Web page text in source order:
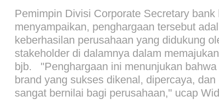
Pemimpin Divisi Corporate Secretary
menyampaikan, penghargaan tersebut
keberhasilan perusahaan yang didukung
stakeholder di dalamnya dalam
bjb. "Penghargaan ini menunjukan bahwa
brand yang sukses dikenal, dipercaya,
sangat bernilai bagi perusahaan," ucap